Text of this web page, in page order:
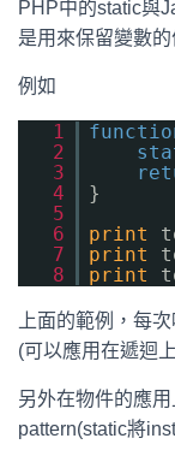
PHP中的static與
是用來保留變數的
例如
1
2
3
4
}
5
6
print
7
print
8
print
上面的範例，每
(可以應用在遞迴
另外在物件的應
pattern(static將